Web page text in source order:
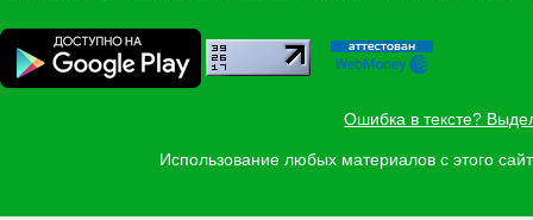
Ошибка в тексте?
Использование любых материалов с этого